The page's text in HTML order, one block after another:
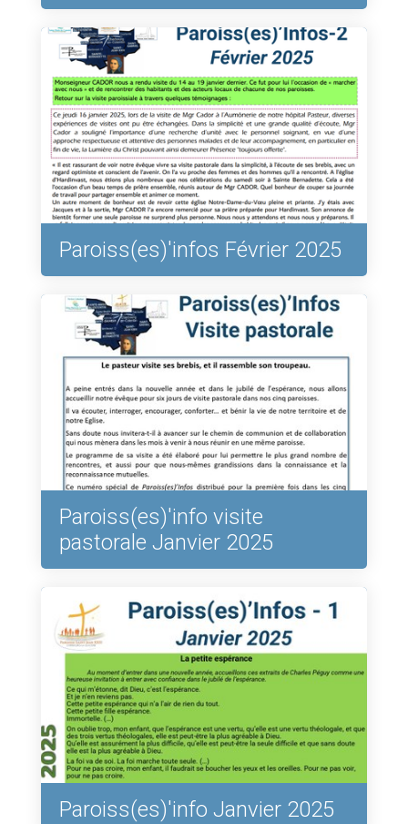
Paroiss(es)'infos Février 2025
Paroiss(es)'info visite
pastorale Janvier 2025
Paroiss(es)'info Janvier 2025